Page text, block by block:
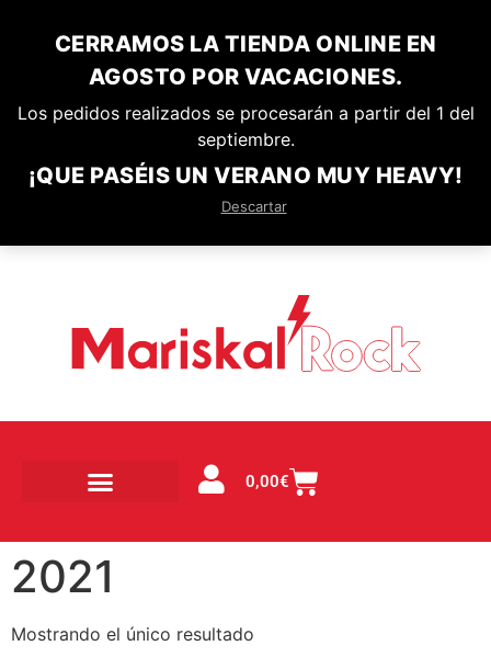
CERRAMOS LA TIENDA ONLINE EN
AGOSTO POR VACACIONES.
Los pedidos realizados se procesarán a partir del 1 del
septiembre.
¡QUE PASÉIS UN VERANO MUY HEAVY!
Descartar
0,00€
2021
Mostrando el único resultado